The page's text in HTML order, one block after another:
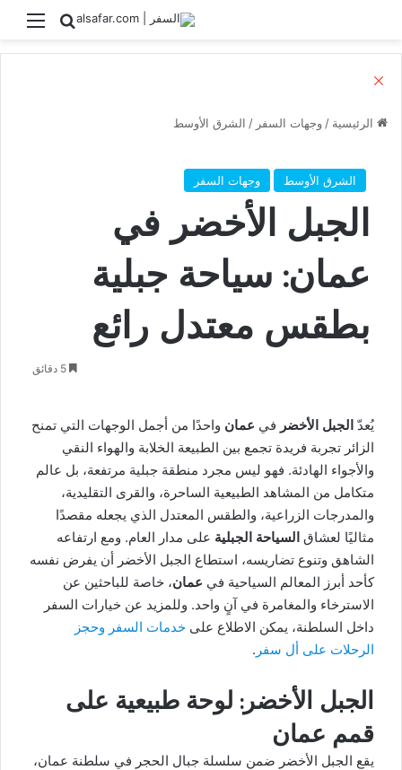
بحث عن
الرئيسية / وجهات السفر / الشرق الأوسط
الشرق الأوسط وجهات السفر
الجبل الأخضر في
عمان: سياحة جبلية
بطقس معتدل رائع
يُعدّ الجبل الأخضر في عمان واحدًا من أجمل الوجهات التي تمنح
الزائر تجربة فريدة تجمع بين الطبيعة الخلابة والهواء النقي
والأجواء الهادئة. فهو ليس مجرد منطقة جبلية مرتفعة، بل عالم
متكامل من المشاهد الطبيعية الساحرة، والقرى التقليدية،
والمدرجات الزراعية، والطقس المعتدل الذي يجعله مقصدًا
مثاليًا لعشاق السياحة الجبلية على مدار العام. ومع ارتفاعه
الشاهق وتنوع تضاريسه، استطاع الجبل الأخضر أن يفرض نفسه
كأحد أبرز المعالم السياحية في عمان، خاصة للباحثين عن
الاسترخاء والمغامرة في آنٍ واحد. وللمزيد عن خيارات السفر
داخل السلطنة، يمكن الاطلاع على خدمات السفر وحجز
الرحلات على أل سفر .
الجبل الأخضر: لوحة طبيعية على
قمم عمان
يقع الجبل الأخضر ضمن سلسلة جبال الحجر في سلطنة عمان،